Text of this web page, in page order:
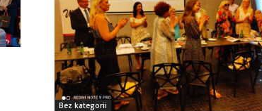
Bez kategorii